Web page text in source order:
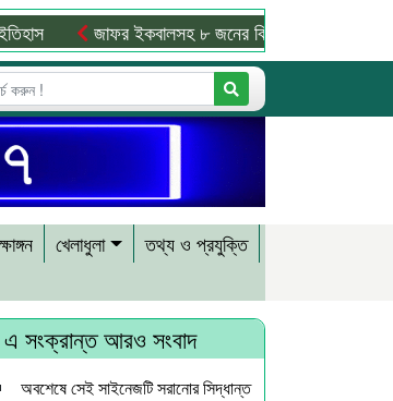
জাফর ইকবালসহ ৮ জনের বিরুদ্ধে তদন্ত প্রতিবেদন
খেলাধুলা
তথ্য ও প্রযুক্তি
এ সংক্রান্ত আরও সংবাদ
অবশেষে সেই সাইনেজটি সরানোর সিদ্ধান্ত